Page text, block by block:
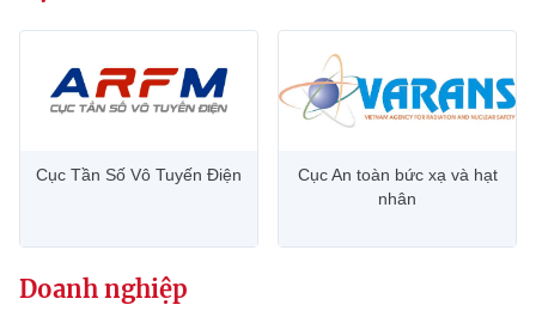
Cục Tần Số Vô Tuyến Điện
Cục An toàn bức xạ và hạt
nhân
Doanh nghiệp